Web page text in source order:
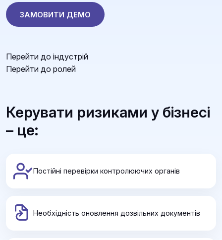
ЗАМОВИТИ ДЕМО
Перейти до індустрій
Перейти до ролей
Керувати ризиками у бізнесі
– це:
Постійні перевірки контролюючих органів
Необхідність оновлення дозвільних документів